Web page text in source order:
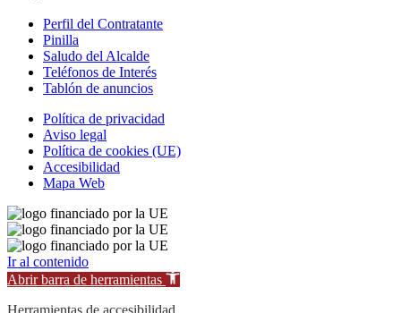
Perfil del Contratante
Pinilla
Saludo del Alcalde
Teléfonos de Interés
Tablón de anuncios
Política de privacidad
Aviso legal
Política de cookies (UE)
Accesibilidad
Mapa Web
Ir al contenido
Abrir barra de herramientas
Herramientas de accesibilidad